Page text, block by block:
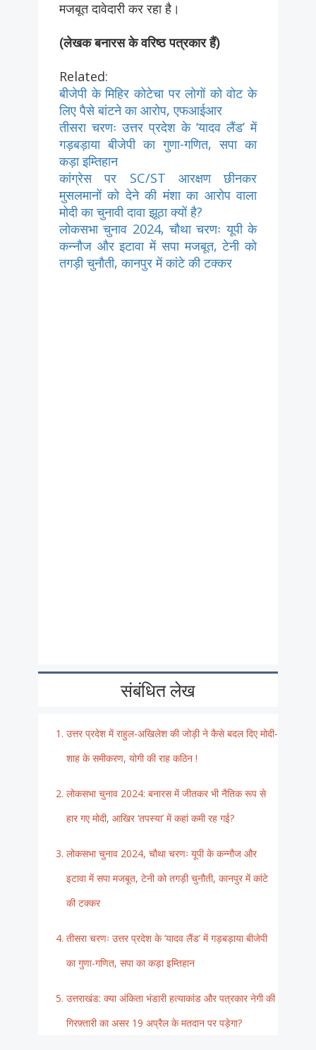
मजबूत दावेदारी कर रहा है।
(लेखक बनारस के वरिष्ठ पत्रकार हैं)
Related:
बीजेपी के मिहिर कोटेचा पर लोगों को वोट के
लिए पैसे बांटने का आरोप, एफआईआर
तीसरा चरणः उत्तर प्रदेश के ‘यादव लैंड’ में
गड़बड़ाया बीजेपी का गुणा-गणित, सपा का
कड़ा इम्तिहान
कांग्रेस पर SC/ST आरक्षण छीनकर
मुसलमानों को देने की मंशा का आरोप वाला
मोदी का चुनावी दावा झूठा क्यों है?
लोकसभा चुनाव 2024, चौथा चरणः यूपी के
कन्नौज और इटावा में सपा मजबूत, टेनी को
तगड़ी चुनौती, कानपुर में कांटे की टक्कर
संबंधित लेख
उत्तर प्रदेश में राहुल-अखिलेश की जोड़ी ने कैसे बदल दिए मोदी-
शाह के समीकरण, योगी की राह कठिन !
लोकसभा चुनाव 2024: बनारस में जीतकर भी नैतिक रूप से
हार गए मोदी, आखिर ‘तपस्या’ में कहां कमी रह गई?
लोकसभा चुनाव 2024, चौथा चरणः यूपी के कन्नौज और
इटावा में सपा मजबूत, टेनी को तगड़ी चुनौती, कानपुर में कांटे
की टक्कर
तीसरा चरणः उत्तर प्रदेश के ‘यादव लैंड’ में गड़बड़ाया बीजेपी
का गुणा-गणित, सपा का कड़ा इम्तिहान
उत्तराखंड: क्या अंकिता भंडारी हत्याकांड और पत्रकार नेगी की
गिरफ़्तारी का असर 19 अप्रैल के मतदान पर पड़ेगा?